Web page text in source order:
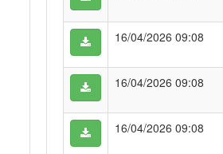
16/04/2026 09:08
16/04/2026 09:08
16/04/2026 09:08